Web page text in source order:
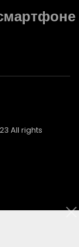
All rights